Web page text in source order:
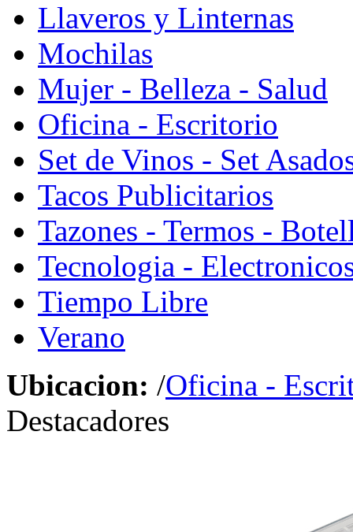
Llaveros y Linternas
Mochilas
Mujer - Belleza - Salud
Oficina - Escritorio
Set de Vinos - Set
Tacos Publicitarios
Tazones - Termos -
Tecnologia -
Tiempo Libre
Verano
Ubicacion: /Oficina -
Destacadores